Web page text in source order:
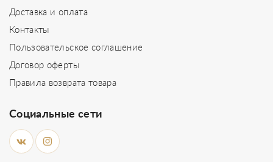
Доставка и оплата
Контакты
Пользовательское соглашение
Договор оферты
Правила возврата товара
Социальные сети